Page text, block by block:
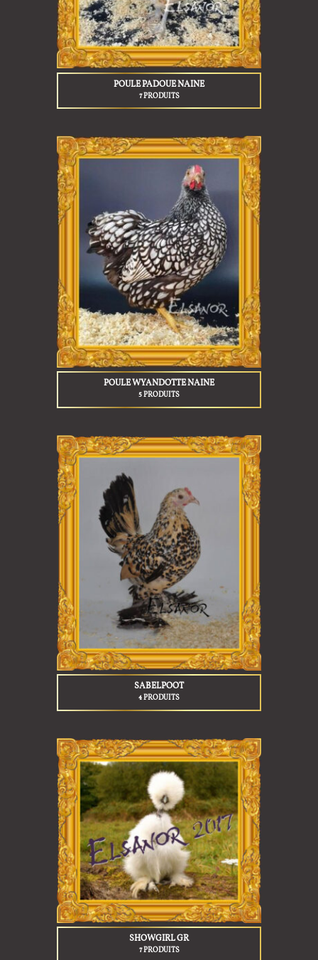
POULE PADOUE NAINE
7 PRODUITS
POULE WYANDOTTE NAINE
5 PRODUITS
SABELPOOT
4 PRODUITS
SHOWGIRL GR
7 PRODUITS